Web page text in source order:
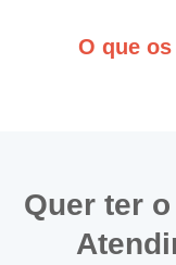
O que
Quer ter